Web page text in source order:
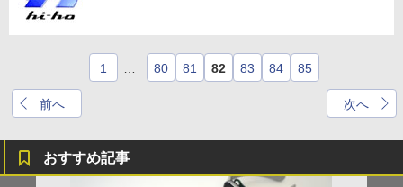
前へ
1 80 81 82 83 84 85
次へ
おすすめ記事